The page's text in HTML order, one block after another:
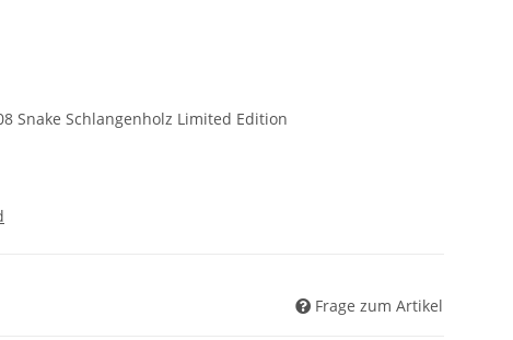
Snake Schlangenholz Limited Edition
Frage zum Artikel